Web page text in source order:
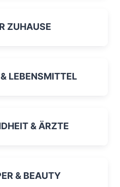
ZUHAUSE
LEBENSMITTEL
& ÄRZTE
& BEAUTY